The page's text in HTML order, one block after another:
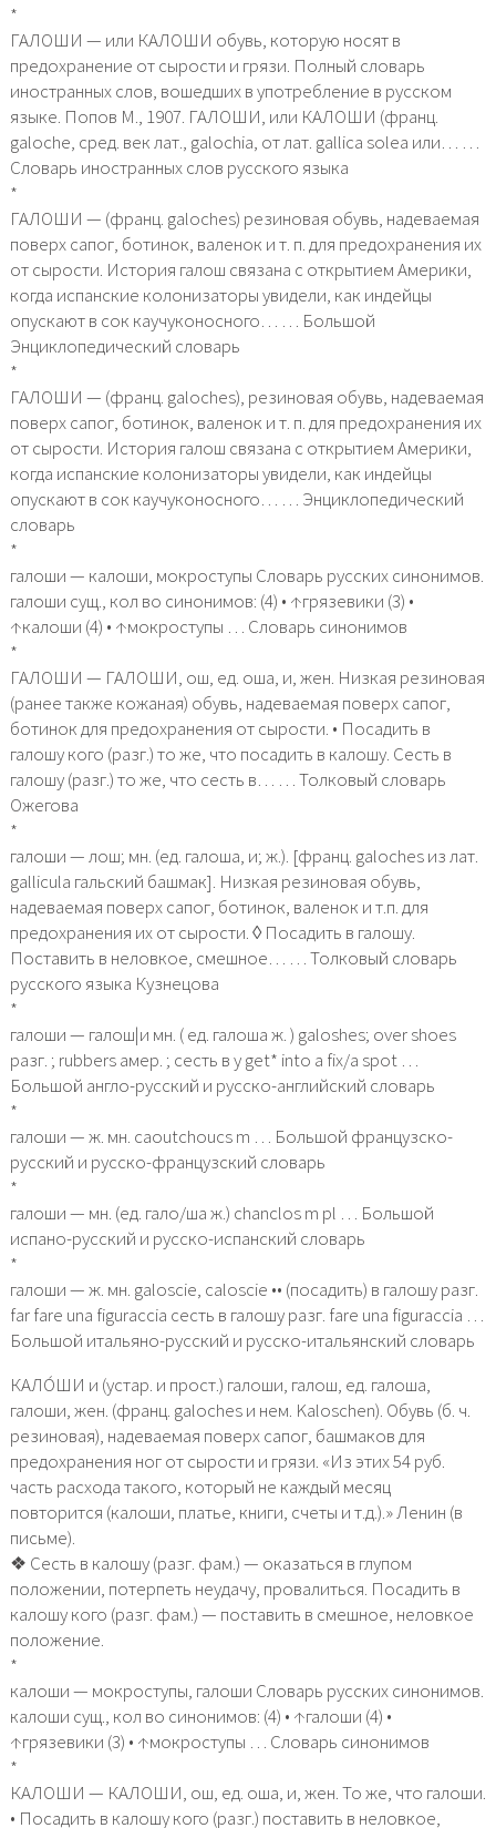
*
ГАЛОШИ — или КАЛОШИ обувь, которую носят в
предохранение от сырости и грязи. Полный словарь
иностранных слов, вошедших в употребление в русском
языке. Попов М., 1907. ГАЛОШИ, или КАЛОШИ (франц.
galoche, сред. век лат., galochia, от лат. gallica solea или… …
Словарь иностранных слов русского языка
*
ГАЛОШИ — (франц. galoches) резиновая обувь, надеваемая
поверх сапог, ботинок, валенок и т. п. для предохранения их
от сырости. История галош связана с открытием Америки,
когда испанские колонизаторы увидели, как индейцы
опускают в сок каучуконосного… … Большой
Энциклопедический словарь
*
ГАЛОШИ — (франц. galoches), резиновая обувь, надеваемая
поверх сапог, ботинок, валенок и т. п. для предохранения их
от сырости. История галош связана с открытием Америки,
когда испанские колонизаторы увидели, как индейцы
опускают в сок каучуконосного… … Энциклопедический
словарь
*
галоши — калоши, мокроступы Словарь русских синонимов.
галоши сущ., кол во синонимов: (4) • ↑грязевики (3) •
↑калоши (4) • ↑мокроступы … Словарь синонимов
*
ГАЛОШИ — ГАЛОШИ, ош, ед. оша, и, жен. Низкая резиновая
(ранее также кожаная) обувь, надеваемая поверх сапог,
ботинок для предохранения от сырости. • Посадить в
галошу кого (разг.) то же, что посадить в калошу. Сесть в
галошу (разг.) то же, что сесть в… … Толковый словарь
Ожегова
*
галоши — лош; мн. (ед. галоша, и; ж.). [франц. galoches из лат.
gallicula гальский башмак]. Низкая резиновая обувь,
надеваемая поверх сапог, ботинок, валенок и т.п. для
предохранения их от сырости. ◊ Посадить в галошу.
Поставить в неловкое, смешное… … Толковый словарь
русского языка Кузнецова
*
галоши — галош|и мн. ( ед. галоша ж. ) galoshes; over shoes
разг. ; rubbers амер. ; сесть в у get* into a fix/a spot …
Большой англо-русский и русско-английский словарь
*
галоши — ж. мн. caoutchoucs m … Большой французско-
русский и русско-французский словарь
*
галоши — мн. (ед. гало/ша ж.) chanclos m pl … Большой
испано-русский и русско-испанский словарь
*
галоши — ж. мн. galoscie, caloscie •• (посадить) в галошу разг.
far fare una figuraccia сесть в галошу разг. fare una figuraccia …
Большой итальяно-русский и русско-итальянский словарь
КАЛО́ШИ и (устар. и прост.) галоши, галош, ед. галоша,
галоши, жен. (франц. galoches и нем. Kaloschen). Обувь (б. ч.
резиновая), надеваемая поверх сапог, башмаков для
предохранения ног от сырости и грязи. «Из этих 54 руб.
часть расхода такого, который не каждый месяц
повторится (калоши, платье, книги, счеты и т.д.).» Ленин (в
письме).
❖ Сесть в калошу (разг. фам.) — оказаться в глупом
положении, потерпеть неудачу, провалиться. Посадить в
калошу кого (разг. фам.) — поставить в смешное, неловкое
положение.
*
калоши — мокроступы, галоши Словарь русских синонимов.
калоши сущ., кол во синонимов: (4) • ↑галоши (4) •
↑грязевики (3) • ↑мокроступы … Словарь синонимов
*
КАЛОШИ — КАЛОШИ, ош, ед. оша, и, жен. То же, что галоши.
• Посадить в калошу кого (разг.) поставить в неловкое,